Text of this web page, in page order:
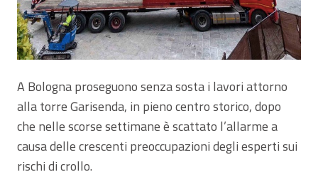
A Bologna proseguono senza sosta i lavori attorno
alla torre Garisenda, in pieno centro storico, dopo
che nelle scorse settimane è scattato l’allarme a
causa delle crescenti preoccupazioni degli esperti sui
rischi di crollo.